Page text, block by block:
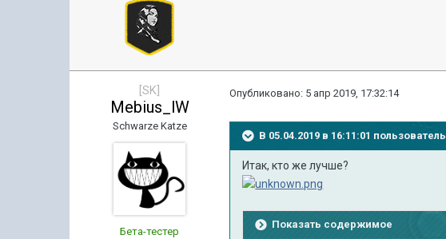
[SK]
Mebius_lW
Schwarze Katze
Бета-тестер
Опубликовано: 5 апр 2019, 17:32:14
В 05.04.2019 в 16:11:01 пользователь
Итак, кто же лучше?
Показать содержимое